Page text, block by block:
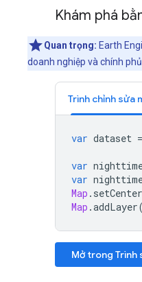
Khám phá
Quan trọng: Earth
doanh nghiệp và chính
var dataset =
var
var
Map . setCenter
Map .addLayer(
Mở trong Trình